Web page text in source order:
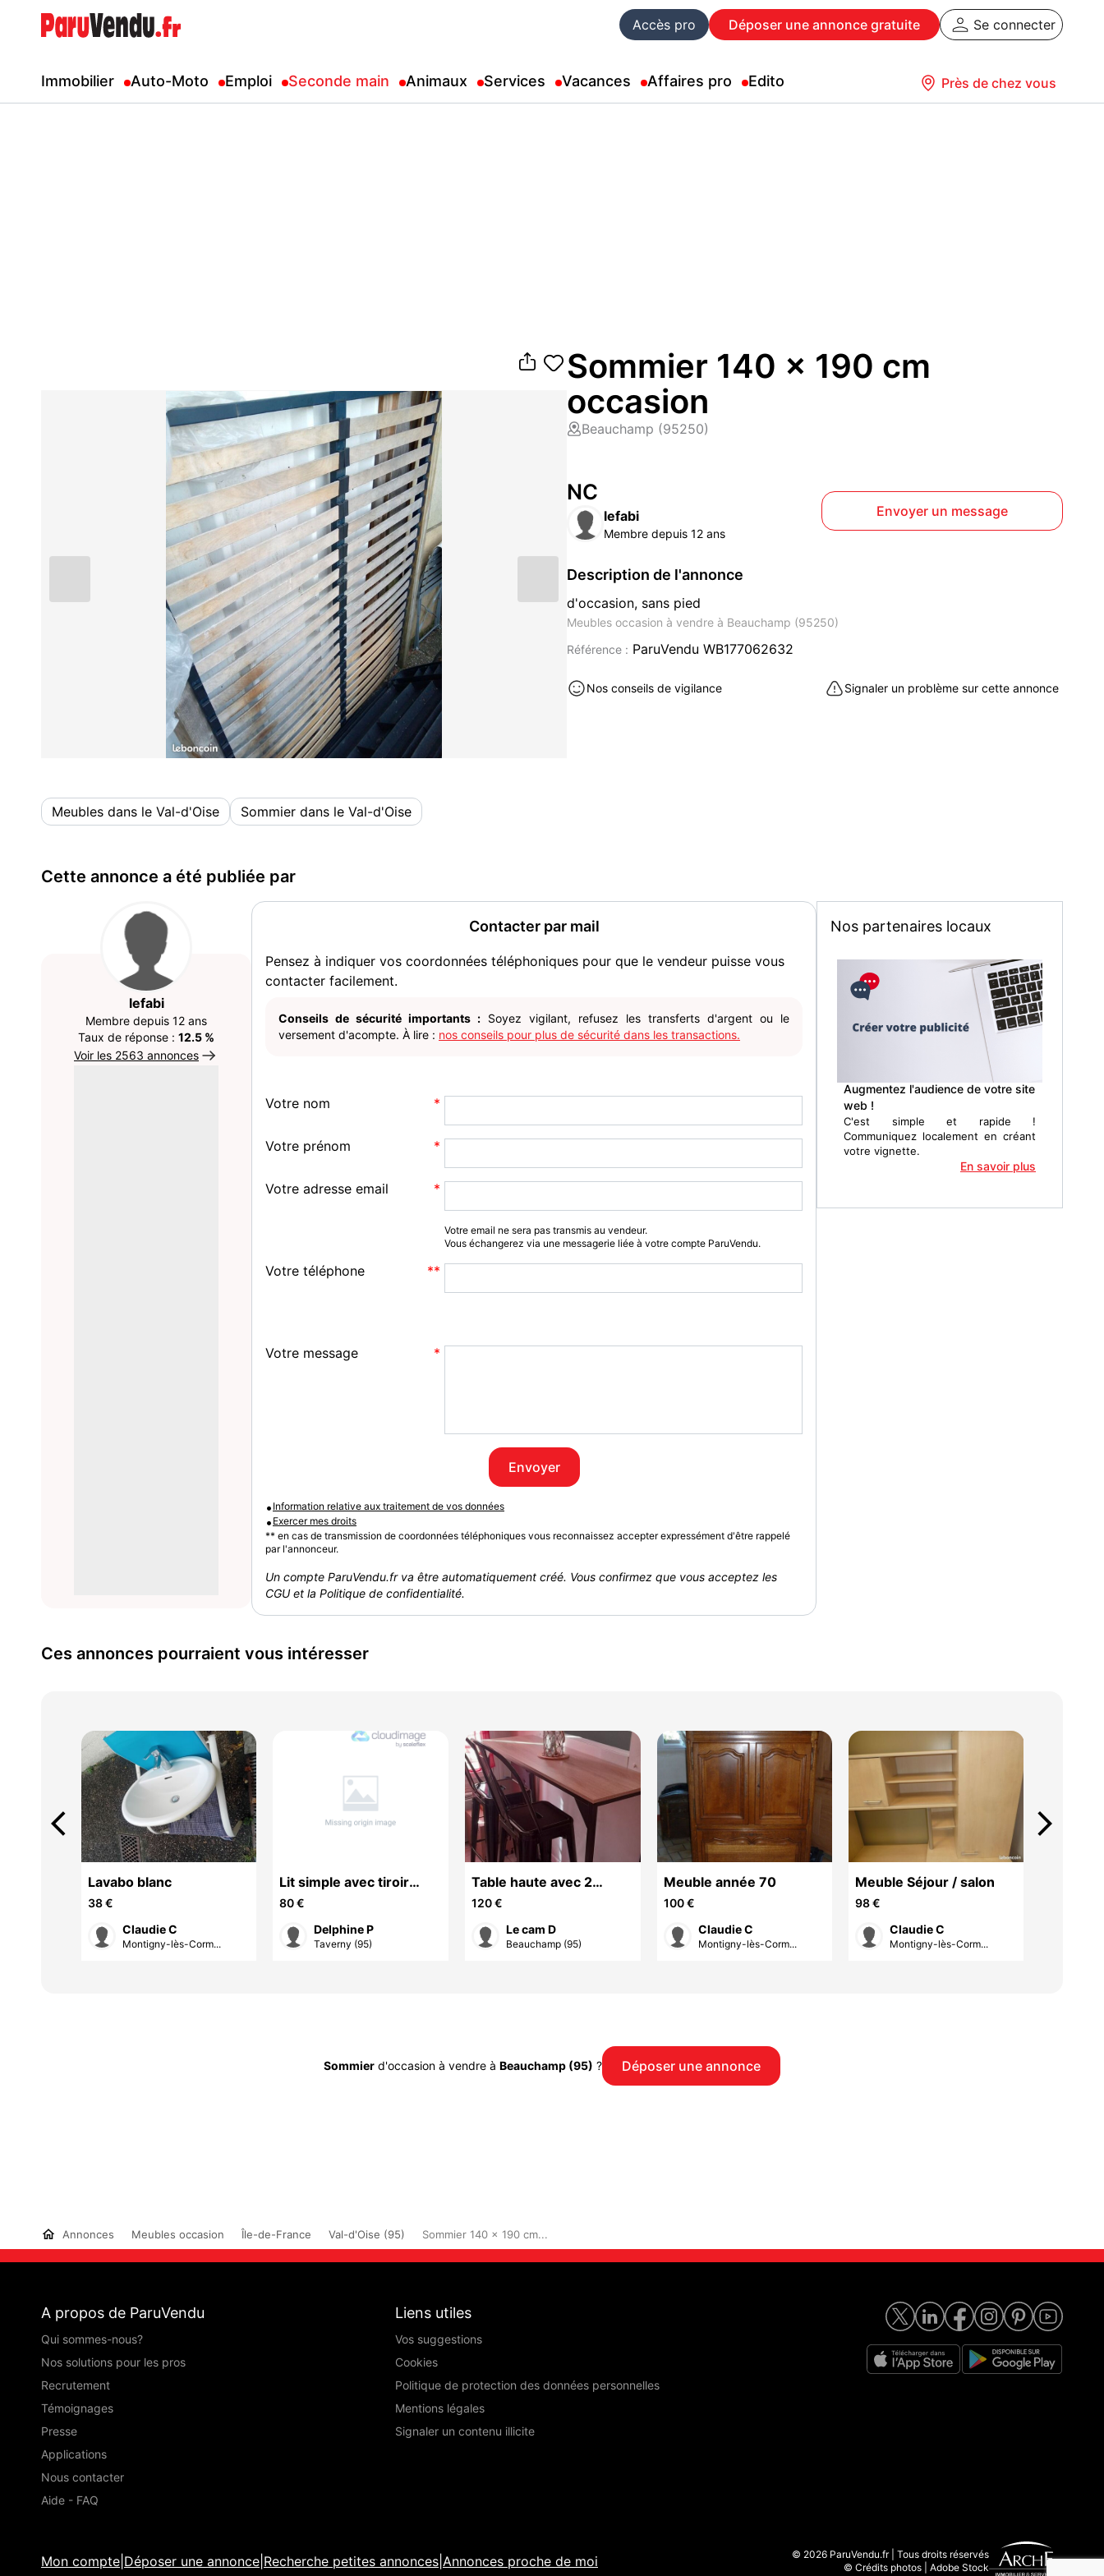
Accès pro Déposer une annonce gratuite Se connecter
Immobilier Auto-Moto Emploi Seconde main Animaux Services Vacances Affaires pro Edito Près de chez vous
Sommier 140 x 190 cm
occasion
Beauchamp (95250)
NC
lefabi
Membre depuis 12 ans
Envoyer un message
Description de l'annonce
d'occasion, sans pied
Meubles occasion à vendre à Beauchamp (95250)
Référence : ParuVendu WB177062632
Nos conseils de vigilance Signaler un problème sur cette annonce
Meubles dans le Val-d'Oise Sommier dans le Val-d'Oise
Cette annonce a été publiée par
lefabi
Membre depuis 12 ans
Taux de réponse : 12.5 %
Voir les 2563 annonces
Contacter par mail
Pensez à indiquer vos coordonnées téléphoniques pour que le vendeur puisse vous
contacter facilement.
Conseils de sécurité importants : Soyez vigilant, refusez les transferts d'argent ou le
versement d'acompte. À lire : nos conseils pour plus de sécurité dans les transactions.
Votre nom
Votre prénom
Votre adresse email
Votre email ne sera pas transmis au vendeur.
Vous échangerez via une messagerie liée à votre compte ParuVendu.
Votre téléphone
Votre message
Envoyer
• Information relative aux traitement de vos données
• Exercer mes droits
** en cas de transmission de coordonnées téléphoniques vous reconnaissez accepter expressément d'être rappelé
par l'annonceur.
Un compte ParuVendu.fr va être automatiquement créé. Vous confirmez que vous acceptez les
CGU et la Politique de confidentialité.
Nos partenaires locaux
Augmentez l'audience de votre site
web !
C'est simple et rapide !
Communiquez localement en créant
votre vignette.
En savoir plus
Ces annonces pourraient vous intéresser
Lavabo blanc
38 €
Claudie C
Montigny-lès-Corm...
Lit simple avec tiroir
Gautier modèle Tweed
80 €
Delphine P
Taverny (95)
Table haute avec 2
tabourets métal noir
120 €
Le cam D
Beauchamp (95)
Meuble année 70
100 €
Claudie C
Montigny-lès-Corm...
Meuble Séjour / salon
98 €
Claudie C
Montigny-lès-Corm...
arrow_back_ios arrow_forward_ios
Sommier d'occasion à vendre à Beauchamp (95) ? Déposer une annonce
Annonces Meubles occasion Île-de-France Val-d'Oise (95) Sommier 140 x 190 cm...
A propos de ParuVendu
Qui sommes-nous?
Nos solutions pour les pros
Recrutement
Témoignages
Presse
Applications
Nous contacter
Aide - FAQ
Liens utiles
Vos suggestions
Cookies
Politique de protection des données personnelles
Mentions légales
Signaler un contenu illicite
Mon compte Déposer une annonce Recherche petites annonces Annonces proche de moi
© 2026 ParuVendu.fr | Tous droits réservés
© Crédits photos | Adobe Stock